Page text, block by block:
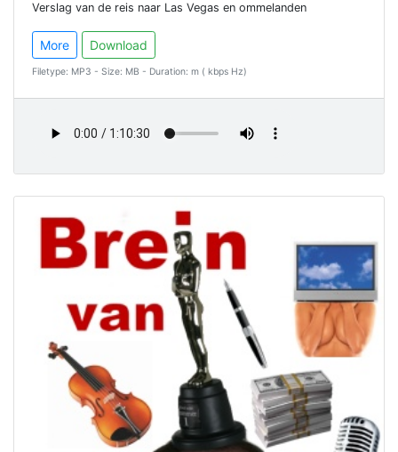
Verslag van de reis naar Las Vegas en ommelanden
More Download
Filetype: MP3 - Size: MB - Duration: m ( kbps Hz)